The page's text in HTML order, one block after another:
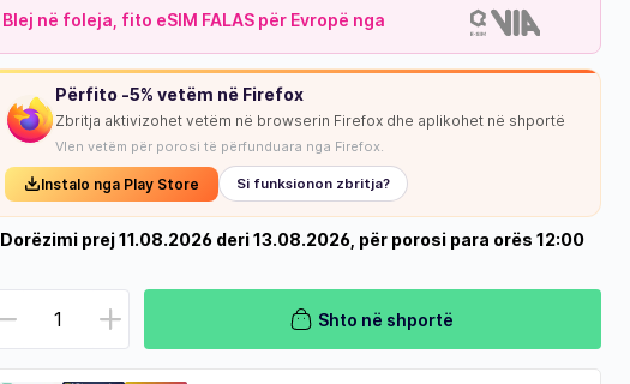
Blej në foleja, fito eSIM FALAS për Evropë nga
Përfito -5% vetëm në Firefox
Zbritja aktivizohet vetëm në browserin Firefox dhe aplikohet në shportë
Vlen vetëm për porosi të përfunduara nga Firefox.
Instalo nga Play Store Si funksionon zbritja?
Dorëzimi prej 11.08.2026 deri 13.08.2026, për porosi para orës 12:00
Shto në shportë